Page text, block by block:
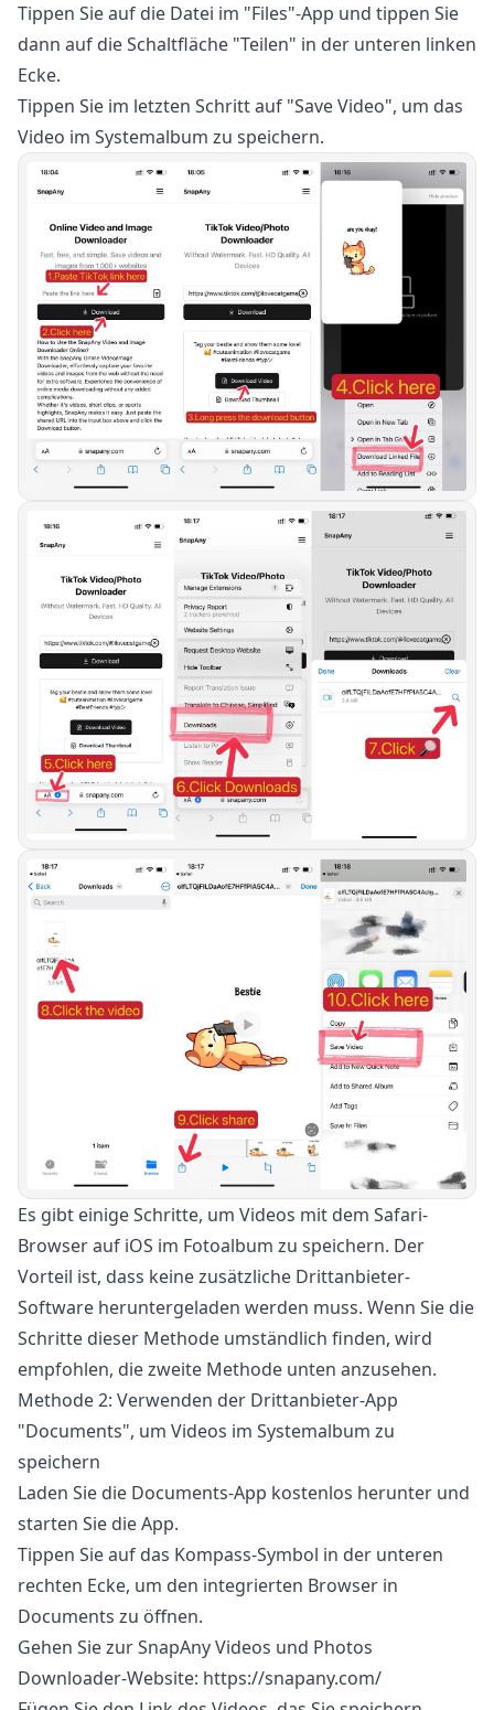
Tippen Sie auf die Datei im "Files"-App und tippen Sie
dann auf die Schaltfläche "Teilen" in der unteren linken
Ecke.
Tippen Sie im letzten Schritt auf "Save Video", um das
Video im Systemalbum zu speichern.
Es gibt einige Schritte, um Videos mit dem Safari-
Browser auf iOS im Fotoalbum zu speichern. Der
Vorteil ist, dass keine zusätzliche Drittanbieter-
Software heruntergeladen werden muss. Wenn Sie die
Schritte dieser Methode umständlich finden, wird
empfohlen, die zweite Methode unten anzusehen.
Methode 2: Verwenden der Drittanbieter-App
"Documents", um Videos im Systemalbum zu
speichern
Laden Sie die Documents-App kostenlos herunter und
starten Sie die App.
Tippen Sie auf das Kompass-Symbol in der unteren
rechten Ecke, um den integrierten Browser in
Documents zu öffnen.
Gehen Sie zur SnapAny Videos und Photos
Downloader-Website: https://snapany.com/